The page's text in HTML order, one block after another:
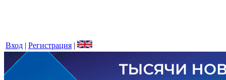
Вход | Регистрация |